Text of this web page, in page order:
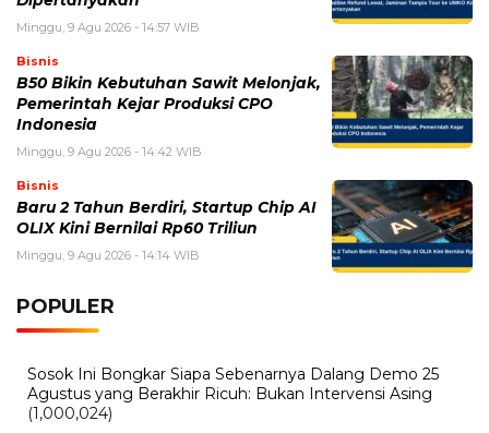
Minggu, 9 Agu 2026 - 14:57 WIB
Bisnis
B50 Bikin Kebutuhan Sawit Melonjak,
Pemerintah Kejar Produksi CPO
Indonesia
Minggu, 9 Agu 2026 - 14:42 WIB
Bisnis
Baru 2 Tahun Berdiri, Startup Chip AI
OLIX Kini Bernilai Rp60 Triliun
Minggu, 9 Agu 2026 - 14:14 WIB
POPULER
Sosok Ini Bongkar Siapa Sebenarnya Dalang Demo 25
Agustus yang Berakhir Ricuh: Bukan Intervensi Asing
(1,000,024)